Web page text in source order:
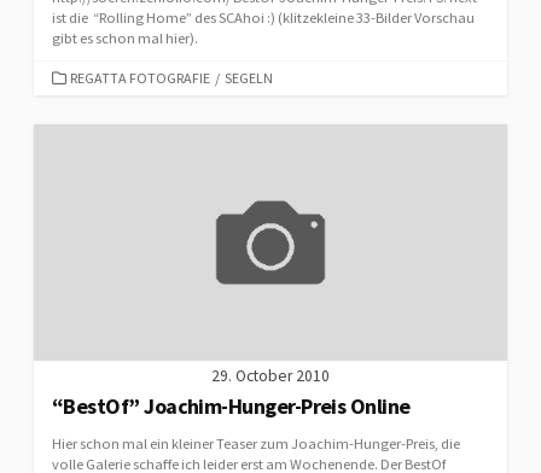
ist die “Rolling Home” des SCAhoi :) (klitzekleine 33-Bilder Vorschau
gibt es schon mal hier).
CATEGORIES
REGATTA FOTOGRAFIE / SEGELN
29. October 2010
“BestOf” Joachim-Hunger-Preis Online
Hier schon mal ein kleiner Teaser zum Joachim-Hunger-Preis, die
volle Galerie schaffe ich leider erst am Wochenende. Der BestOf